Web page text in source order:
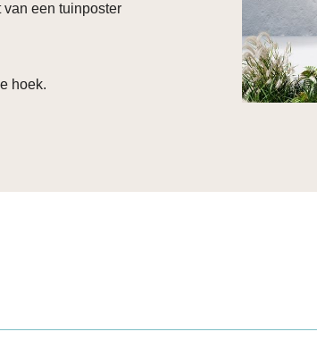
van een tuinposter
hoek.